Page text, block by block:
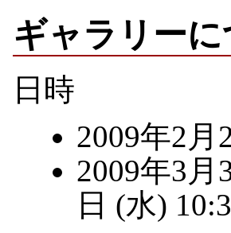
ギャラリーに
日時
2009年2月
2009年3月
日 (水)